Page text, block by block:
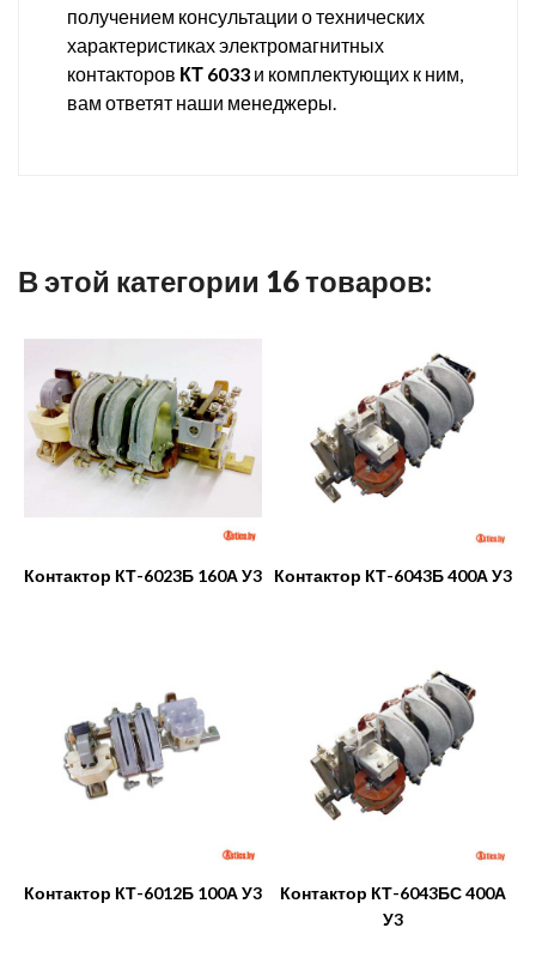
получением консультации о технических
характеристиках электромагнитных
контакторов КТ 6033 и комплектующих к ним,
вам ответят наши менеджеры.
В этой категории 16 товаров:
Контактор КТ-6023Б 160А У3 Контактор КТ-6043Б 400А У3
Контактор КТ-6012Б 100А У3
Контактор КТ-6043БС 400А
У3